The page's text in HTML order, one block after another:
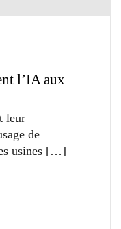
l’IA aux
leur
de
usines